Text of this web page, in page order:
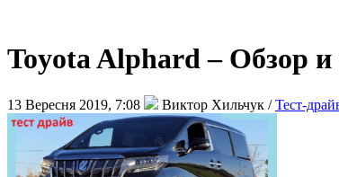
Toyota Alphard – Обзор и
13 Вересня 2019, 7:08 Виктор Хильчук /Тест-